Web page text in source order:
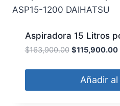
Aspiradora 15 Litros
ASP15-1200 DAIHATSU
$163,900.00 $115,900.00
Añadir